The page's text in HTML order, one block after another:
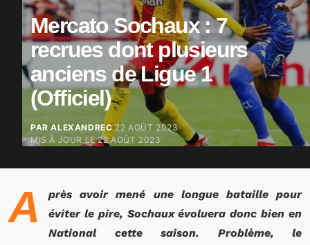
Mercato Sochaux : 7
recrues dont plusieurs
anciens de Ligue 1
(Officiel)
PAR ALEXANDREC 22 AOÛT 2023
MIS À JOUR LE22 AOÛT 2023
A
près avoir mené une longue bataille pour
éviter le pire, Sochaux évoluera donc bien en
National cette saison. Problème, le